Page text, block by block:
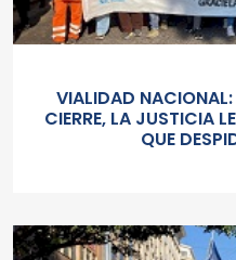
VIALIDAD NACIONAL:
CIERRE, LA JUSTICIA
QUE